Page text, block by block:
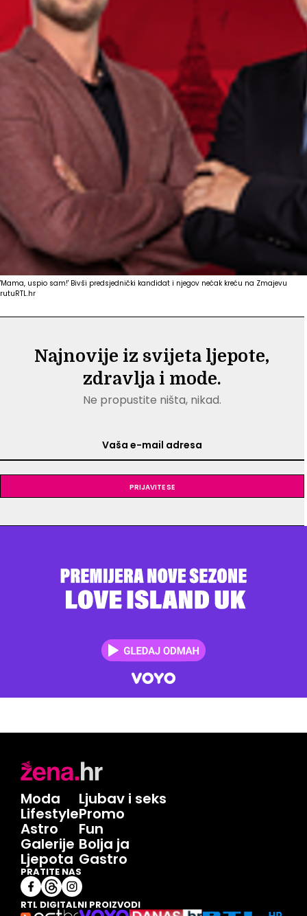
'Mama, uspio sam!' Bivši predsjednički kandidat i njegov nećak kreću na Zmajevu
rutuRTL.hr
Najnovije iz svijeta ljepote,
zdravlja i mode.
Ne propustite ništa, nikad.
Prijavite se
Moda
Lifestyle
Astro
Galerije
Ljepota
Ljubav i seks
Promo
Fun
Bolja ja
Gastro
PRATITE NAS
RTL DIGITALNI PROIZVODI